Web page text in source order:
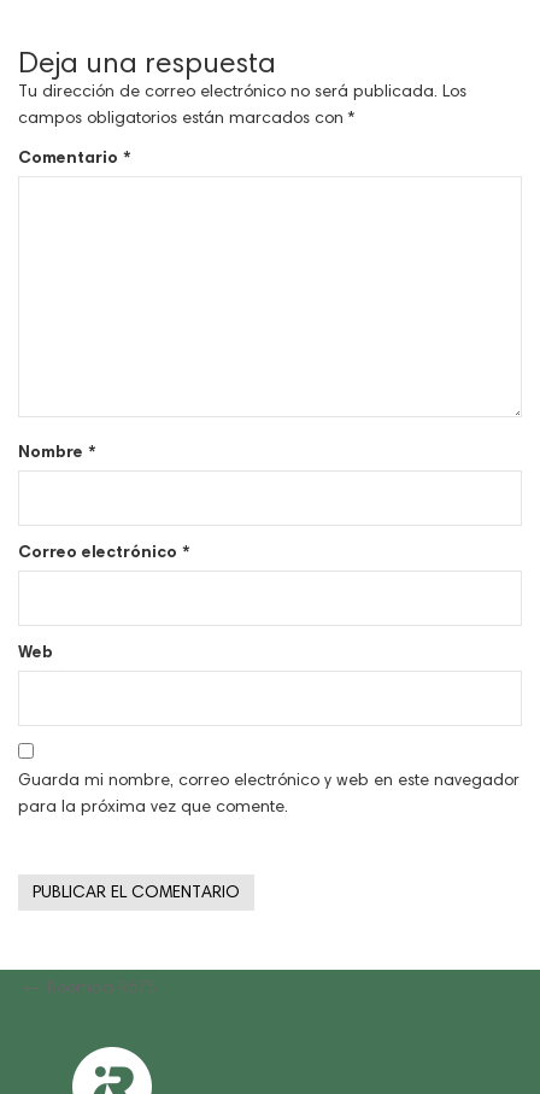
Deja una respuesta
Tu dirección de correo electrónico no será publicada. Los
campos obligatorios están marcados con *
Comentario *
Nombre *
Correo electrónico *
Web
Guarda mi nombre, correo electrónico y web en este navegador
para la próxima vez que comente.
Navegación
entradas
Previous
Roomba R675